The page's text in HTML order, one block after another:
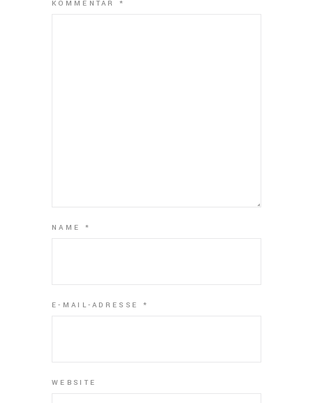
KOMMENTAR*
NAME *
E-MAIL-ADRESSE *
WEBSITE